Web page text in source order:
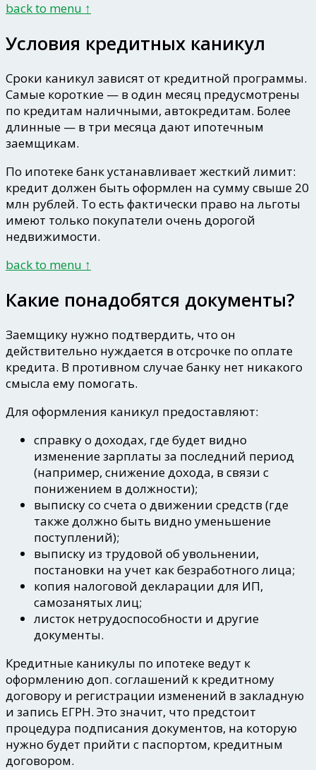
back to menu ↑
Условия кредитных каникул
Сроки каникул зависят от кредитной программы.
Самые короткие — в один месяц предусмотрены
по кредитам наличными, автокредитам. Более
длинные — в три месяца дают ипотечным
заемщикам.
По ипотеке банк устанавливает жесткий лимит:
кредит должен быть оформлен на суммусвыше 20
млн рублей. То есть фактически право на льготы
имеют только покупатели очень дорогой
недвижимости.
back to menu ↑
Какие понадобятся документы?
Заемщику нужно подтвердить, что он
действительно нуждается в отсрочке по оплате
кредита. В противном случае банку нет никакого
смысла ему помогать.
Для оформления каникул предоставляют:
справку о доходах, где будет видно
изменение зарплаты за последний период
(например, снижение дохода, в связи с
понижением в должности);
выписку со счета о движении средств (где
также должно быть видно уменьшение
поступлений);
выписку из трудовой об увольнении,
постановки на учет как безработного лица;
копия налоговой декларации для ИП,
самозанятых лиц;
листок нетрудоспособности и другие
документы.
Кредитные каникулы по ипотеке ведут к
оформлению доп. соглашений к кредитному
договору и регистрации изменений в закладную
и запись ЕГРН. Это значит, что предстоит
процедура подписания документов, на которую
нужно будет прийти с паспортом, кредитным
договором.